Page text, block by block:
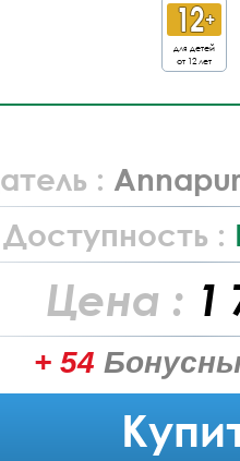
для детей
от 12 лет
:
Доступность :
Цена : 1
+ 54